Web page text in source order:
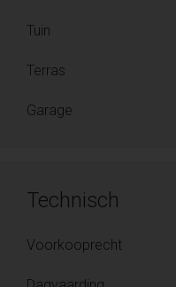
Tuin
Terras
Garage
Technisch
Voorkooprecht